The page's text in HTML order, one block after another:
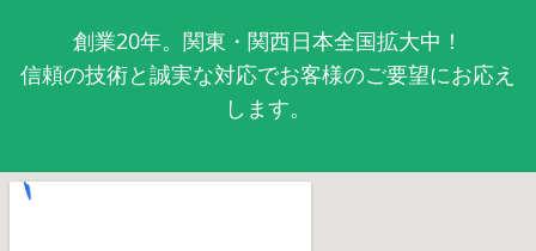
創業20年。関東・関西日本全国拡大中！
信頼の技術と誠実な対応でお客様のご要望にお応え
します。